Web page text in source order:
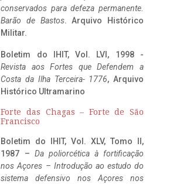
conservados para defeza permanente.
Barão de Bastos. Arquivo Histórico
Militar.
Boletim do IHIT, Vol. LVI, 1998 -
Revista aos Fortes que Defendem a
Costa da Ilha Terceira- 1776, Arquivo
Histórico Ultramarino
Forte das Chagas – Forte de São
Francisco
Boletim do IHIT, Vol. XLV, Tomo II,
1987 – Da poliorcética à fortificação
nos Açores – Introdução ao estudo do
sistema defensivo nos Açores nos